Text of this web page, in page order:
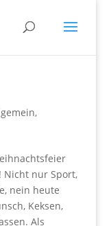
,
Nicht nur Sport,
nein heute
Keksen,
Als